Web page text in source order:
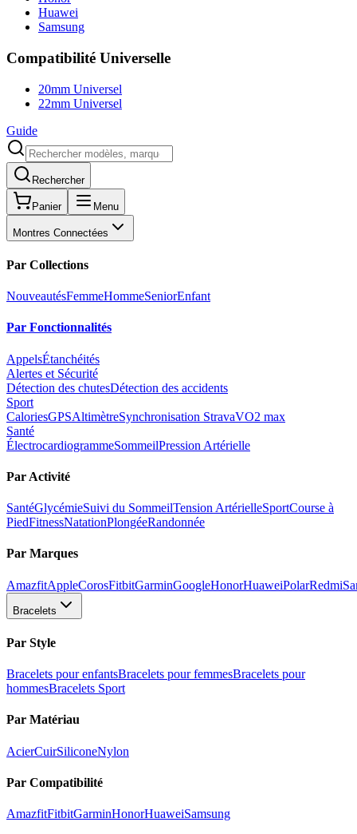
Huawei
Samsung
Compatibilité Universelle
20mm Universel
22mm Universel
Guide
Rechercher
Panier Menu
Montres Connectées
Par Collections
NouveautésFemmeHommeSeniorEnfant
Par Fonctionnalités
AppelsÉtanchéités
Alertes et Sécurité
Détection des chutesDétection des accidents
Sport
CaloriesGPSAltimètreSynchronisation StravaVO2 max
Santé
ÉlectrocardiogrammeSommeilPression Artérielle
Par Activité
SantéGlycémieSuivi du SommeilTension ArtérielleSportCourse à
PiedFitnessNatationPlongéeRandonnée
Par Marques
AmazfitAppleCorosFitbitGarminGoogleHonorHuaweiPolarRedmi
Bracelets
Par Style
Bracelets pour enfantsBracelets pour femmesBracelets pour
hommesBracelets Sport
Par Matériau
AcierCuirSiliconeNylon
Par Compatibilité
AmazfitFitbitGarminHonorHuaweiSamsung